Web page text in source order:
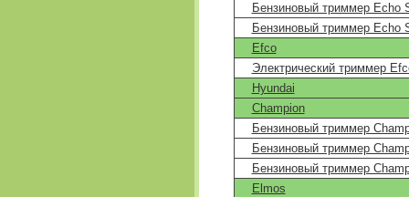
Бензиновый триммер Echo
Бензиновый триммер Echo
Efco
Электрический триммер
Hyundai
Champion
Бензиновый триммер
Бензиновый триммер
Бензиновый триммер
Elmos